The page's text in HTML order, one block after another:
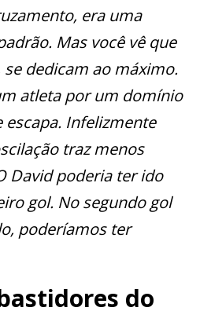
era uma
Mas você vê que
dedicam ao máximo.
atleta por um domínio
Infelizmente
traz menos
David poderia ter ido
gol. No segundo gol
poderíamos ter
do